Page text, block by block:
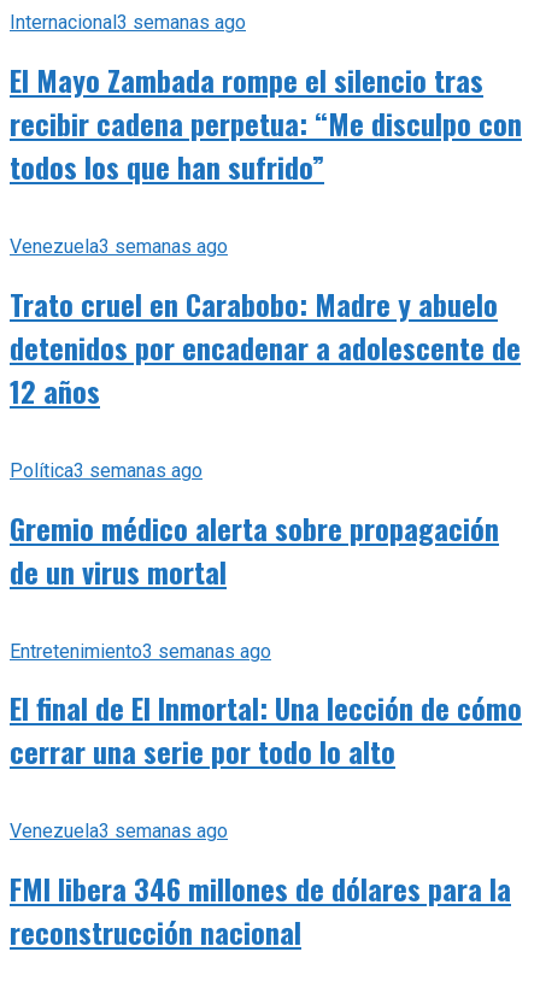
Internacional3 semanas ago
El Mayo Zambada rompe el silencio tras
recibir cadena perpetua: “Me disculpo con
todos los que han sufrido”
Venezuela3 semanas ago
Trato cruel en Carabobo: Madre y abuelo
detenidos por encadenar a adolescente de
12 años
Política3 semanas ago
Gremio médico alerta sobre propagación
de un virus mortal
Entretenimiento3 semanas ago
El final de El Inmortal: Una lección de cómo
cerrar una serie por todo lo alto
Venezuela3 semanas ago
FMI libera 346 millones de dólares para la
reconstrucción nacional